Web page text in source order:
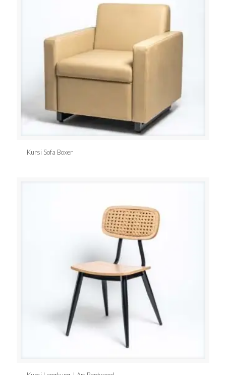
Kursi Sofa Boxer